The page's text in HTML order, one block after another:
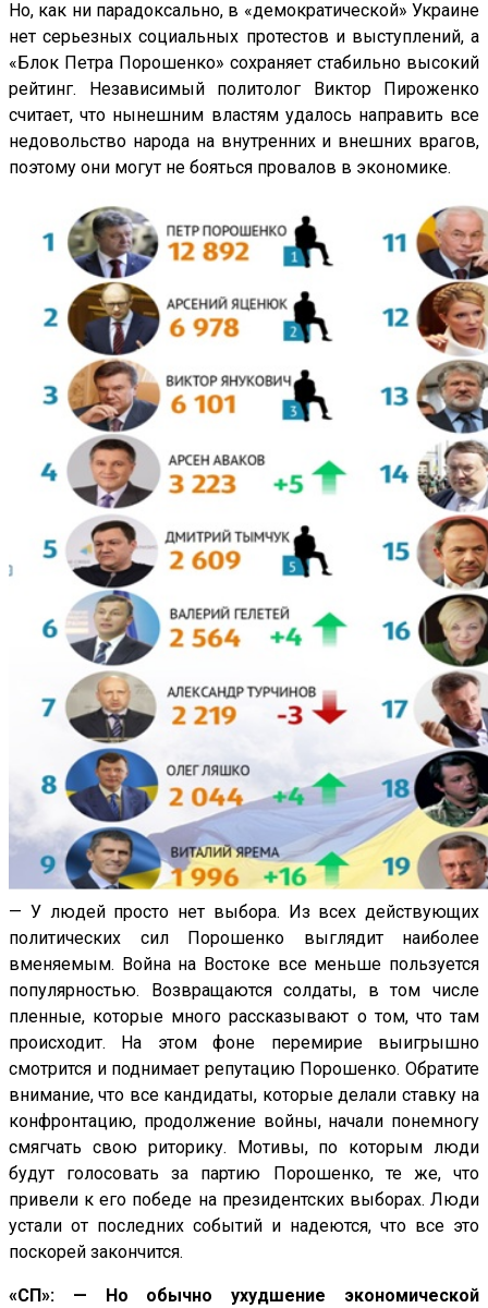
Но, как ни парадоксально, в «демократической» Украине
нет серьезных социальных протестов и выступлений, а
«Блок Петра Порошенко» сохраняет стабильно высокий
рейтинг. Независимый политолог Виктор Пироженко
считает, что нынешним властям удалось направить все
недовольство народа на внутренних и внешних врагов,
поэтому они могут не бояться провалов в экономике.
— У людей просто нет выбора. Из всех действующих
политических сил Порошенко выглядит наиболее
вменяемым. Война на Востоке все меньше пользуется
популярностью. Возвращаются солдаты, в том числе
пленные, которые много рассказывают о том, что там
происходит. На этом фоне перемирие выигрышно
смотрится и поднимает репутацию Порошенко. Обратите
внимание, что все кандидаты, которые делали ставку на
конфронтацию, продолжение войны, начали понемногу
смягчать свою риторику. Мотивы, по которым люди
будут голосовать за партию Порошенко, те же, что
привели к его победе на президентских выборах. Люди
устали от последних событий и надеются, что все это
поскорей закончится.
«СП»: — Но обычно ухудшение экономической